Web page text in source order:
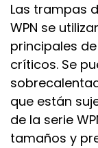
Las trampas
WPN se
principales
críticos. Se
que están
de la serie
tamaños y